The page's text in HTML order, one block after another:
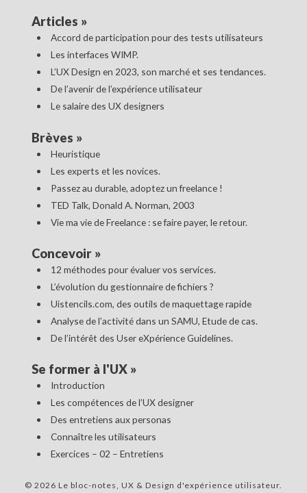
Articles »
Accord de participation pour des tests utilisateurs
Les interfaces WIMP.
L’UX Design en 2023, son marché et ses tendances.
De l’avenir de l’expérience utilisateur
Le salaire des UX designers
Brèves »
Heuristique
Les experts et les novices.
Passez au durable, adoptez un freelance !
TED Talk, Donald A. Norman, 2003
Vie ma vie de Freelance : se faire payer, le retour.
Concevoir»
12 méthodes pour évaluer vos services.
L’évolution du gestionnaire de fichiers ?
Uistencils.com, des outils de maquettage rapide
Analyse de l’activité dans un SAMU, Etude de cas.
De l’intérêt des User eXpérience Guidelines.
Se former à l'UX»
Introduction
Les compétences de l’UX designer
Des entretiens aux personas
Connaître les utilisateurs
Exercices – 02 – Entretiens
© 2026 Le bloc-notes, UX & Design d'expérience utilisateur